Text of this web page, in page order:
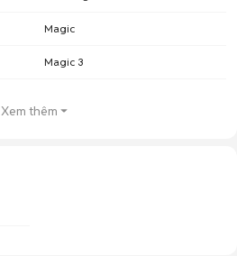
Magic
Magic 3
Xem thêm